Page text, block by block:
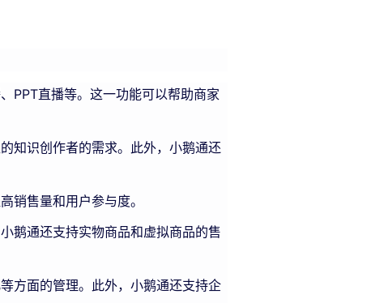
PPT直播等。这一功能可以帮助商家
知识创作者的需求。此外，小鹅通还
销售量和用户参与度。
鹅通还支持实物商品和虚拟商品的售
方面的管理。此外，小鹅通还支持企